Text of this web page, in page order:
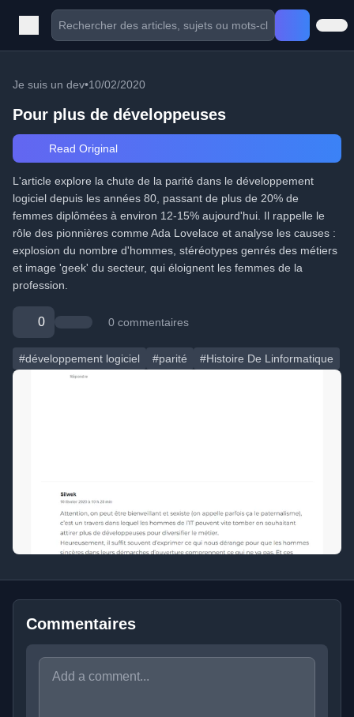
Je suis un dev•10/02/2020
Pour plus de développeuses
Read Original
L'article explore la chute de la parité dans le développement
logiciel depuis les années 80, passant de plus de 20% de
femmes diplômées à environ 12-15% aujourd'hui. Il rappelle le
rôle des pionnières comme Ada Lovelace et analyse les causes :
explosion du nombre d'hommes, stéréotypes genrés des métiers
et image 'geek' du secteur, qui éloignent les femmes de la
profession.
0 0 commentaires
#développement logiciel #parité #Histoire De Linformatique
Commentaires